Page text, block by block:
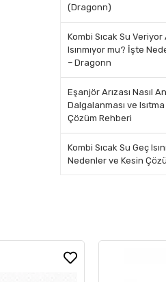
(Dragonn)
Kombi Sıcak Su
Isınmıyor mu? İşte
– Dragonn
Eşanjör Arızası Nasıl
Dalgalanması ve
Çözüm Rehberi
Kombi Sıcak Su Geç
Nedenler ve Kesin